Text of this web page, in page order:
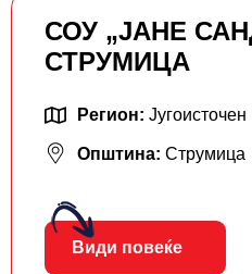
СОУ „ЈАНЕ
СТРУМИЦА
Регион: Југоисточен
Општина: Струмица
Види повеќе